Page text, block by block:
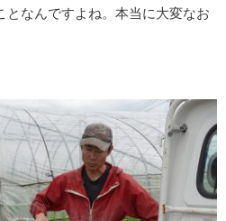
となんですよね。本当に大変なお